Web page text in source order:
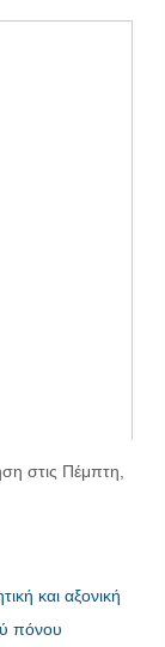
στις Πέμπτη,
και αξονική
πόνου